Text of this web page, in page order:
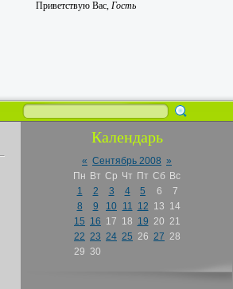
Приветствую Вас, Гость
Календарь
« Сентябрь 2008 »
Пн Вт Ср Чт Пт Сб Вс
1
2 3 4 5 6
7
8
9 10 11 12 13 14
15 16 17 18 19 20 21
22 23 24 25 26 27 28
29 30